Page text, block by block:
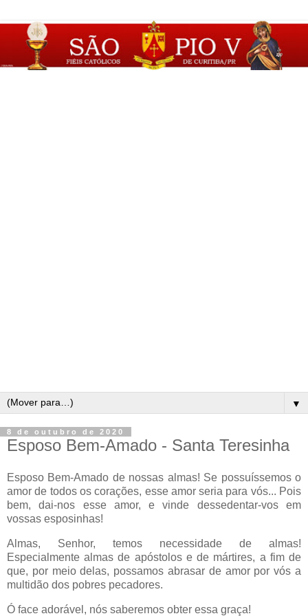
▼
8 de outubro de 2020
Esposo Bem-Amado - Santa Teresinha
Esposo Bem-Amado de nossas almas! Se possuíssemos o
amor de todos os corações, esse amor seria para vós... Pois
bem, dai-nos esse amor, e vinde dessedentar-vos em
vossas esposinhas!
Almas, Senhor, temos necessidade de almas!
Especialmente almas de apóstolos e de mártires, a fim de
que, por meio delas, possamos abrasar de amor por vós a
multidão dos pobres pecadores.
Ó face adorável, nós saberemos obter essa graça!